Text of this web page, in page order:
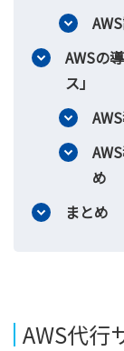
AWSの
ス」
め
まとめ
AWS代行